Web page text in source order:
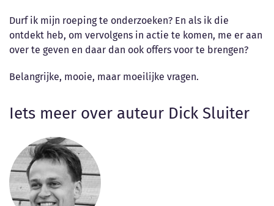
Durf ik mijn roeping te onderzoeken? En als ik die
ontdekt heb, om vervolgens in actie te komen, me er aan
over te geven en daar dan ook offers voor te brengen?
Belangrijke, mooie, maar moeilijke vragen.
Iets meer over auteur Dick Sluiter